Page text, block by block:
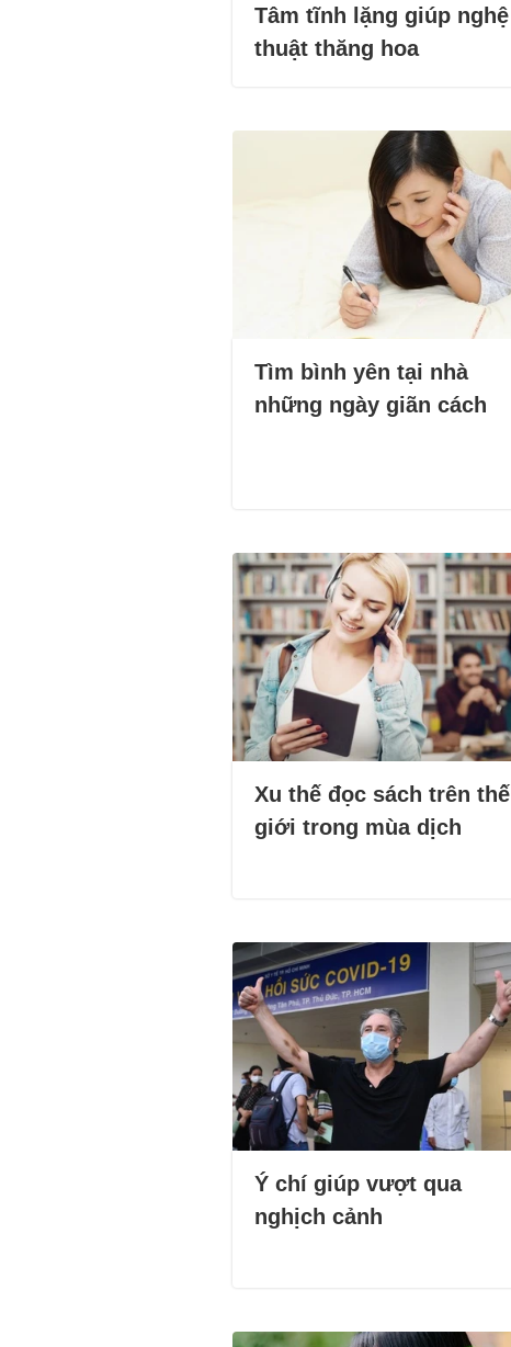
Tâm tĩnh lặng giúp nghệ
thuật thăng hoa
Tìm bình yên tại nhà
những ngày giãn cách
Xu thế đọc sách trên thế
giới trong mùa dịch
Ý chí giúp vượt qua
nghịch cảnh